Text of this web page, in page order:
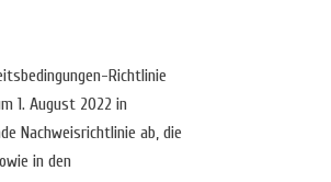
Richtlinie
1. August 2022 in
Nachweisrichtlinie ab, die
in den